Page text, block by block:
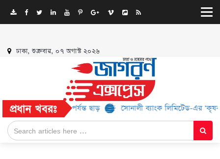
ঢাকা, শুক্রবার, ০৭ অগাস্ট ২০২৬
প্রধান খবরঃ
মিলবে ৫২% পর্যন্ত ছাড় সোনালী ব্যাংক লিমিটেড-এর ‘কৃষক কার্ড’